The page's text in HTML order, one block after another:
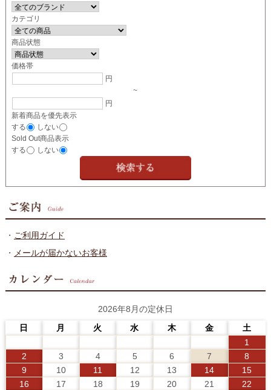
カテゴリ
商品状態
価格帯
円
~
円
新着商品を優先表示
する
しない
Sold Out商品表示
する
しない
・ ご利用ガイド
・ メールが届かないお客様
2026年8月の定休日
日
月 火 水 木 金
土
1
2
3 4 5 6 7
8
9
10 11 12 13 14
15
16
17 18 19 20 21
22